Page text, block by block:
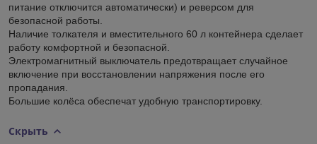
питание отключится автоматически) и реверсом для
безопасной работы.
Наличие толкателя и вместительного 60 л контейнера сделает
работу комфортной и безопасной.
Электромагнитный выключатель предотвращает случайное
включение при восстановлении напряжения после его
пропадания.
Большие колёса обеспечат удобную транспортировку.
Скрыть